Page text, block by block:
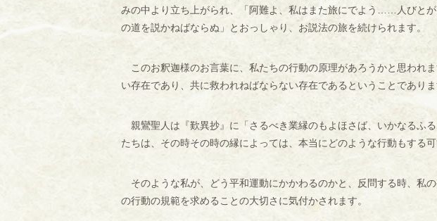
みの中より立ち上がられ、「阿難よ、私はまた旅にでよう……人びと
の道を説かねばならぬ」とおっしゃり、お説法の旅を続けられます。
このお釈迦様のお言葉に、私たちの行動の原理があろうかと思われ
い存在であり、共に救われねばならない存在であるということでありま
親鸞聖人は『歎異抄』に「さるべき業縁のもよほさば、いかなるふ
たちは、その時その時の縁によっては、本当にどのような行動もする可
そのような私が、どう平和運動にかかわるのかと、反問する時、私
の行動の規範を求めることの大切さに気付かされます。